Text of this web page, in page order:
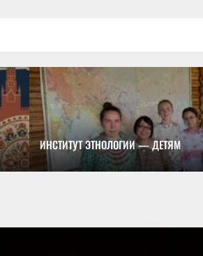
ИНСТИТУТ ЭТНОЛОГИИ — ДЕТЯМ